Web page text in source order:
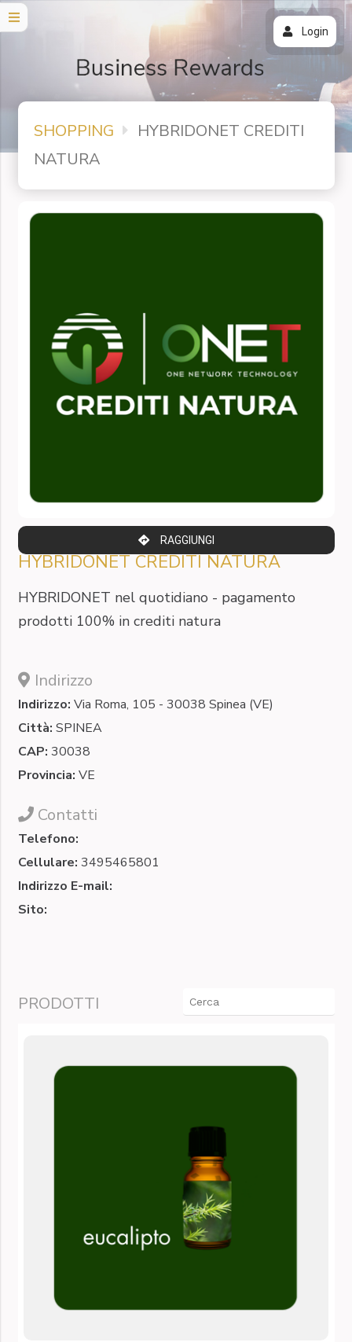
SHOPPING
HYBRIDONET CREDITI
NATURA
RAGGIUNGI
HYBRIDONET CREDITI NATURA
HYBRIDONET nel quotidiano - pagamento
prodotti 100% in crediti natura
Indirizzo
Indirizzo: Via Roma, 105 - 30038 Spinea (VE)
Città: SPINEA
CAP: 30038
Provincia: VE
Contatti
Telefono:
Cellulare: 3495465801
Indirizzo E-mail:
Sito:
PRODOTTI
Login